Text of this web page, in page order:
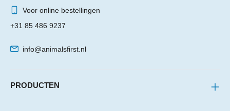
Voor online bestellingen
+31 85 486 9237
info@animalsfirst.nl
PRODUCTEN